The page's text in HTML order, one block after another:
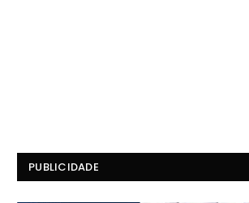
PUBLICIDADE